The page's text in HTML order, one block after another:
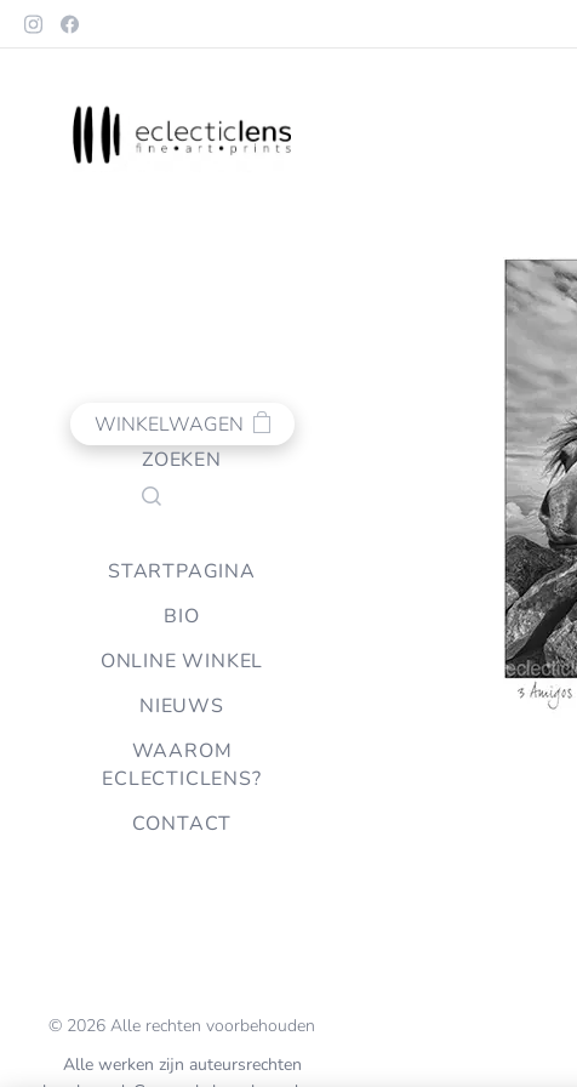
WINKELWAGEN
ZOEKEN
STARTPAGINA
BIO
ONLINE WINKEL
NIEUWS
WAAROM
ECLECTICLENS?
CONTACT
© 2026 Alle rechten voorbehouden
Alle werken zijn auteursrechten